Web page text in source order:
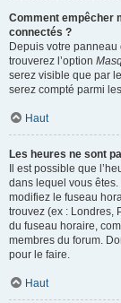
Comment empêcher
connectés ?
Depuis votre panneau
trouverez l’option
serez visible que par
serez compté parmi
Haut
Les heures ne sont
Il est possible que
dans lequel vous
modifiez le fuseau
trouvez (ex : Londres,
du fuseau horaire,
membres du forum.
pour le faire.
Haut